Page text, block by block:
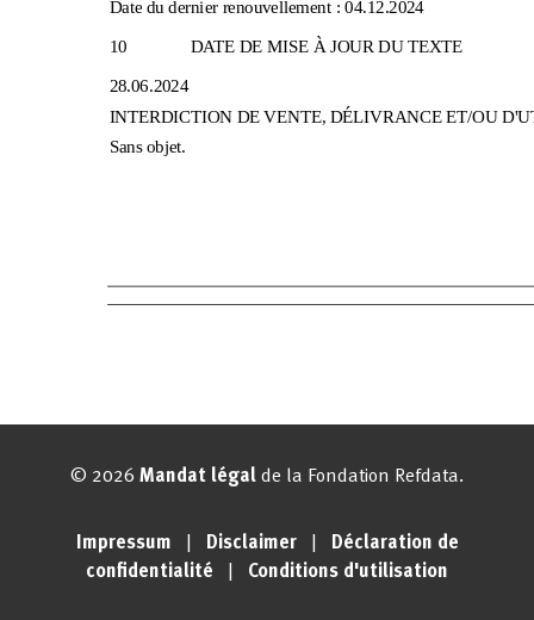
© 2026 Mandat légal de la Fondation Refdata.
Impressum Disclaimer|
Déclaration de
confidentialité
Conditions d'utilisation